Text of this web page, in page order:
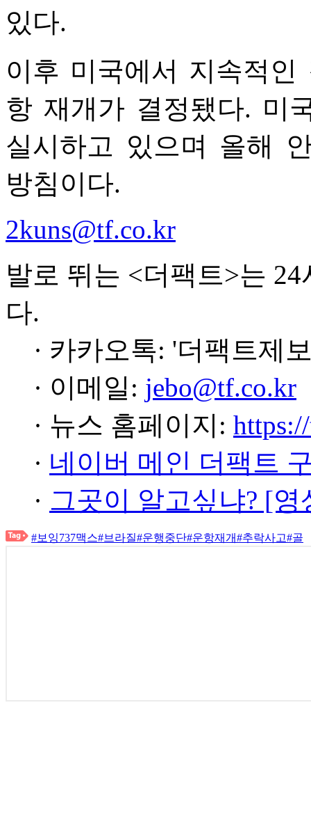
있다.
이후 미국에서 지속적
항 재개가 결정됐다. 미
실시하고 있으며 올해
방침이다.
2kuns@tf.co.kr
발로 뛰는 <더팩트>는
다.
· 카카오톡: '더팩트제
· 이메일: jebo@tf.co.kr
· 뉴스 홈페이지:
· 네이버 메인 더팩트
· 그곳이 알고싶냐? [
#보잉737맥스#브라질#운행중단#운항재개#추락사고#골